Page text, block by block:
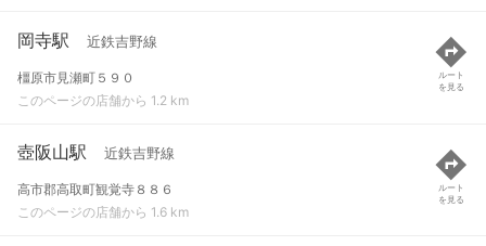
岡寺駅 近鉄吉野線
橿原市見瀬町５９０
このページの店舗から 1.2 km
ルート
を見る
壺阪山駅 近鉄吉野線
高市郡高取町観覚寺８８６
このページの店舗から 1.6 km
ルート
を見る